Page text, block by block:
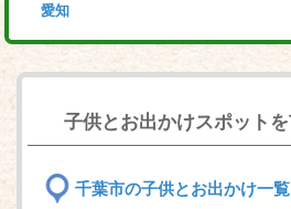
愛知
子供とお出かけスポット
千葉市の子供とお出かけ一覧